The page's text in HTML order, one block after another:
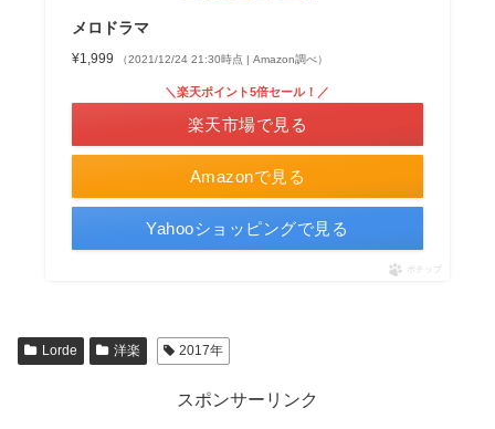
メロドラマ
¥1,999 （2021/12/24 21:30時点 | Amazon調べ）
Amazonで見る
＼楽天ポイント5倍セール！／
楽天市場で見る
Yahooショッピングで見る
ポチップ
Lorde 洋楽 2017年
スポンサーリンク